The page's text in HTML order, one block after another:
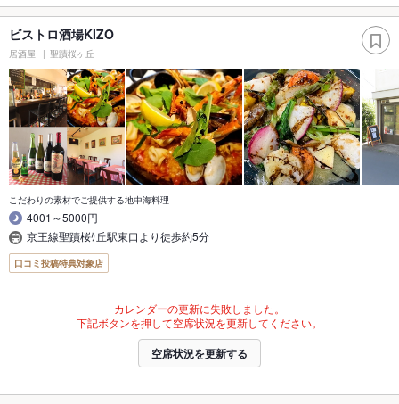
ビストロ酒場KIZO
居酒屋 聖蹟桜ヶ丘
こだわりの素材でご提供する地中海料理
4001～5000円
京王線聖蹟桜ｹ丘駅東口より徒歩約5分
口コミ投稿特典対象店
カレンダーの更新に失敗しました。
下記ボタンを押して空席状況を更新してください。
空席状況を更新する